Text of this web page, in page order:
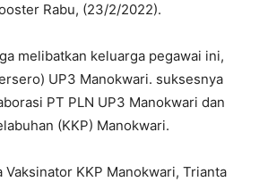
Rabu, (23/2/2022).
melibatkan keluarga pegawai ini,
UP3 Manokwari. suksesnya
PT PLN UP3 Manokwari dan
(KKP) Manokwari.
Vaksinator KKP Manokwari, Trianta